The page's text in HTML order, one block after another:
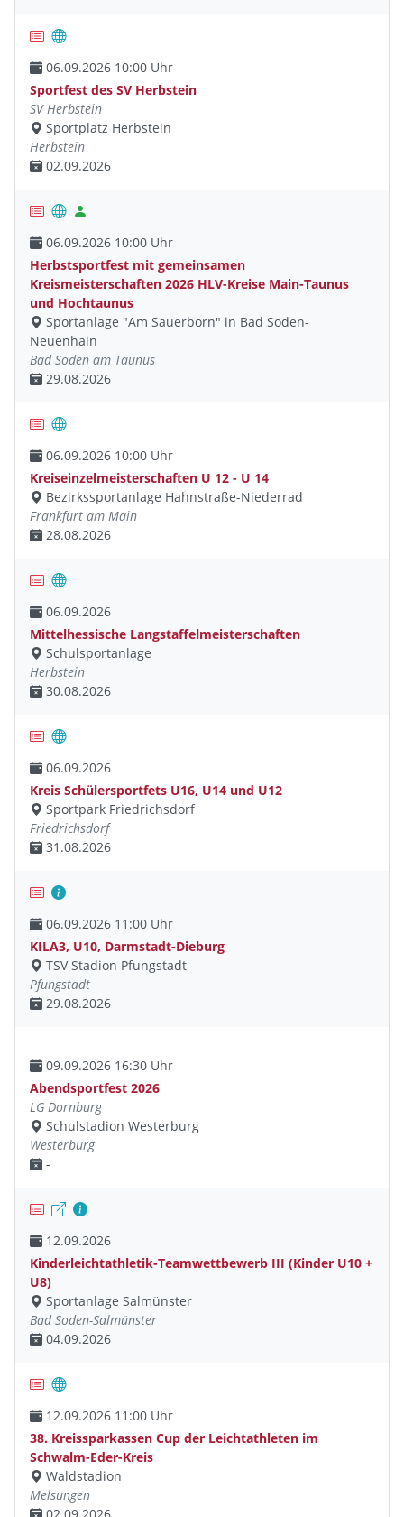
06.09.2026 10:00 Uhr
Sportfest des SV Herbstein
SV Herbstein
Sportplatz Herbstein
Herbstein
02.09.2026
06.09.2026 10:00 Uhr
Herbstsportfest mit gemeinsamen
Kreismeisterschaften 2026 HLV-Kreise Main-Taunus
und Hochtaunus
Sportanlage "Am Sauerborn" in Bad Soden-
Neuenhain
Bad Soden am Taunus
29.08.2026
06.09.2026 10:00 Uhr
Kreiseinzelmeisterschaften U 12 - U 14
Bezirkssportanlage Hahnstraße-Niederrad
Frankfurt am Main
28.08.2026
06.09.2026
Mittelhessische Langstaffelmeisterschaften
Schulsportanlage
Herbstein
30.08.2026
06.09.2026
Kreis Schülersportfets U16, U14 und U12
Sportpark Friedrichsdorf
Friedrichsdorf
31.08.2026
06.09.2026 11:00 Uhr
KILA3, U10, Darmstadt-Dieburg
TSV Stadion Pfungstadt
Pfungstadt
29.08.2026
09.09.2026 16:30 Uhr
Abendsportfest 2026
LG Dornburg
Schulstadion Westerburg
Westerburg
-
12.09.2026
Kinderleichtathletik-Teamwettbewerb III (Kinder U10 +
U8)
Sportanlage Salmünster
Bad Soden-Salmünster
04.09.2026
12.09.2026 11:00 Uhr
38. Kreissparkassen Cup der Leichtathleten im
Schwalm-Eder-Kreis
Waldstadion
Melsungen